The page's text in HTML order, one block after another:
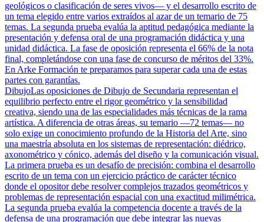
geológicos o clasificación de seres vivos— y el desarrollo escrito de
un tema elegido entre varios extraídos al azar de un temario de 75
temas. La segunda prueba evalúa la aptitud pedagógica mediante la
presentación y defensa oral de una programación didáctica y una
unidad didáctica. La fase de oposición representa el 66% de la nota
final, completándose con una fase de concurso de méritos del 33%.
En Arke Formación te preparamos para superar cada una de estas
partes con garantías.
DibujoLas oposiciones de Dibujo de Secundaria representan el
equilibrio perfecto entre el rigor geométrico y la sensibilidad
creativa, siendo una de las especialidades más técnicas de la rama
artística. A diferencia de otras áreas, su temario —72 temas— no
solo exige un conocimiento profundo de la Historia del Arte, sino
una maestría absoluta en los sistemas de representación: diédrico,
axonométrico y cónico, además del diseño y la comunicación visual.
La primera prueba es un desafío de precisión: combina el desarrollo
escrito de un tema con un ejercicio práctico de carácter técnico
donde el opositor debe resolver complejos trazados geométricos y
problemas de representación espacial con una exactitud milimétrica.
La segunda prueba evalúa la competencia docente a través de la
defensa de una programación que debe integrar las nuevas